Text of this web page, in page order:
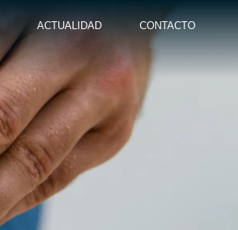
ACTUALIDAD CONTACTO